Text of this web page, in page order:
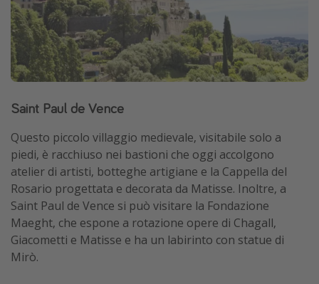
Saint Paul de Vence
Questo piccolo villaggio medievale, visitabile solo a
piedi, è racchiuso nei bastioni che oggi accolgono
atelier di artisti, botteghe artigiane e la Cappella del
Rosario progettata e decorata da Matisse. Inoltre, a
Saint Paul de Vence si può visitare la Fondazione
Maeght, che espone a rotazione opere di Chagall,
Giacometti e Matisse e ha un labirinto con statue di
Mirò.